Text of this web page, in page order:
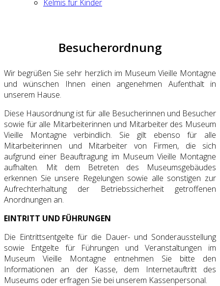
Kelmis für Kinder
Besucherordnung
Wir begrüßen Sie sehr herzlich im Museum Vieille Montagne
und wünschen Ihnen einen angenehmen Aufenthalt in
unserem Hause.
Diese Hausordnung ist für alle Besucherinnen und Besucher
sowie für alle Mitarbeiterinnen und Mitarbeiter des Museum
Vieille Montagne verbindlich. Sie gilt ebenso für alle
Mitarbeiterinnen und Mitarbeiter von Firmen, die sich
aufgrund einer Beauftragung im Museum Vieille Montagne
aufhalten. Mit dem Betreten des Museumsgebäudes
erkennen Sie unsere Regelungen sowie alle sonstigen zur
Aufrechterhaltung der Betriebssicherheit getroffenen
Anordnungen an.
EINTRITT UND FÜHRUNGEN
Die Eintrittsentgelte für die Dauer- und Sonderausstellung
sowie Entgelte für Führungen und Veranstaltungen im
Museum Vieille Montagne entnehmen Sie bitte den
Informationen an der Kasse, dem Internetauftritt des
Museums oder erfragen Sie bei unserem Kassenpersonal.